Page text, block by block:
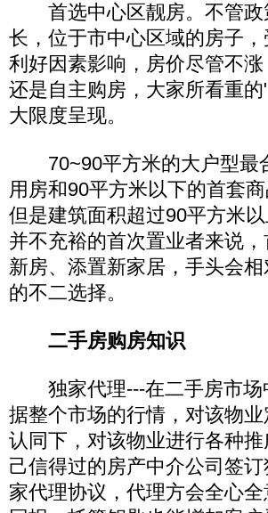
首选中心区靓房。不管政
长，位于市中心区域的房子
利好因素影响，房价尽管不
还是自主购房，大家所看重
大限度呈现。
70~90平方米的大户型最
用房和90平方米以下的首套
但是建筑面积超过90平方米
并不充裕的首次置业者来说
新房、添置新家居，手头会
的不二选择。
二手房购房知识
独家代理---在二手房市场
据整个市场的行情，对该物
认同下，对该物业进行各种
己信得过的房产中介公司签
家代理协议，代理方会全心